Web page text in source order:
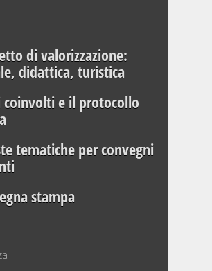
di valorizzazione:
didattica, turistica
coinvolti e il protocollo
tematiche per convegni
stampa